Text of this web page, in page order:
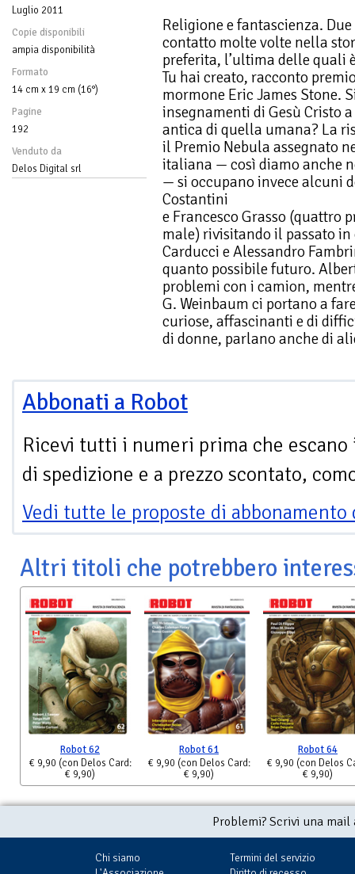
Luglio 2011
Copie disponibili
ampia disponibilità
Formato
14 cm x 19 cm (16°)
Pagine
192
Venduto da
Delos Digital srl
Religione e fantascienza.
contatto molte volte nella
preferita, l’ultima delle quali
Tu hai creato, racconto
mormone Eric James Stone.
insegnamenti di Gesù Cristo
antica di quella umana? La
il Premio Nebula assegnato
italiana — così diamo anche
— si occupano invece alcuni
Costantini
e Francesco Grasso (quattro
male) rivisitando il passato
Carducci e Alessandro
quanto possibile futuro.
problemi con i camion,
G. Weinbaum ci portano a
curiose, affascinanti e di
di donne, parlano anche di
Abbonati a Robot
Ricevi tutti i numeri prima che escano
di spedizione e a prezzo scontato,
Vedi tutte le proposte di
Altri titoli che potrebbero
Robot 62
€ 9,90 (con Delos Card:
€ 9,90)
Robot 61
€ 9,90 (con Delos Card:
€ 9,90)
Robot 64
€ 9,90 (con Delos
€ 9,90)
Problemi? Scrivi una
Chi siamo
Termini del servizio